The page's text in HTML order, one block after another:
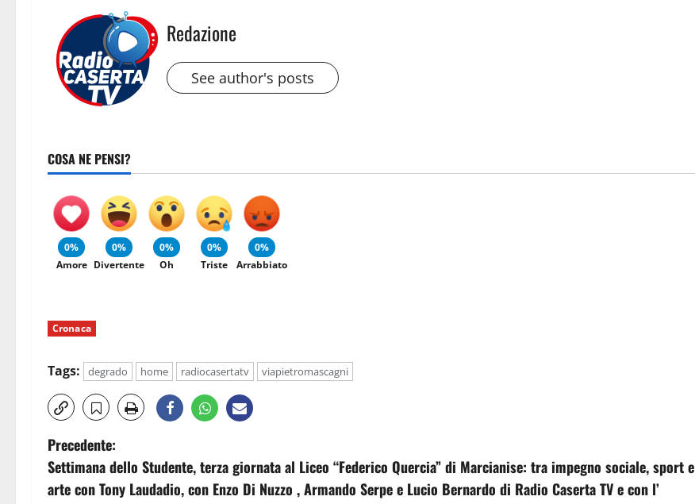
Redazione
See author's posts
COSA NE PENSI?
0%
Amore
0%
Divertente
0%
Oh
0%
Triste
0%
Arrabbiato
Cronaca
Tags: degrado home radiocasertatv viapietromascagni
N
a
Precedente:
Settimana dello Studente, terza giornata al Liceo “Federico Quercia” di Marcianise: tra impegno sociale, sport e
arte con Tony Laudadio, con Enzo Di Nuzzo , Armando Serpe e Lucio Bernardo di Radio Caserta TV e con l’